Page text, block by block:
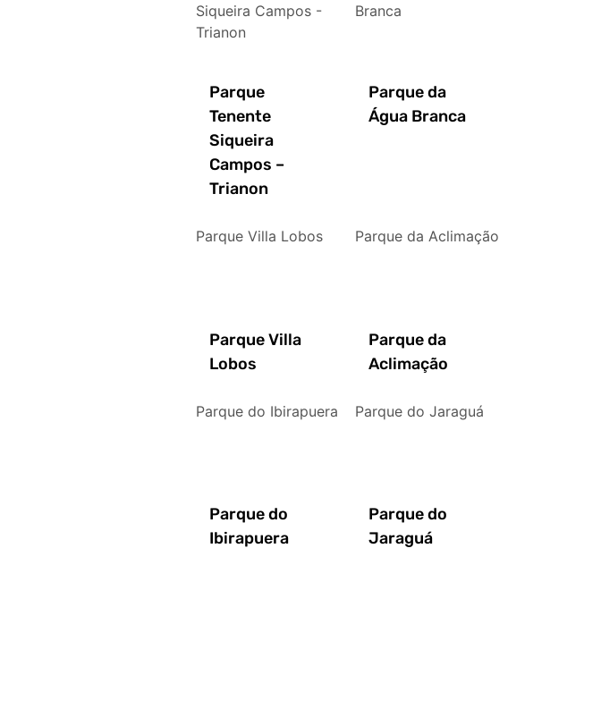
Siqueira Campos -
Trianon
Parque
Tenente
Siqueira
Campos –
Trianon
Branca
Parque da
Água Branca
Parque Villa Lobos
Parque Villa
Lobos
Parque da Aclimação
Parque da
Aclimação
Parque do Ibirapuera
Parque do
Ibirapuera
Parque do Jaraguá
Parque do
Jaraguá